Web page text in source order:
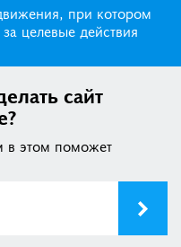
при котором
целевые действия
сайт
в этом поможет